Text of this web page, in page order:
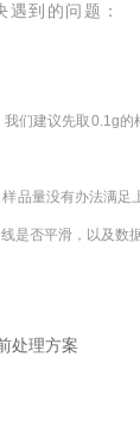
到的问题：
们建议先取0.1g
品量没有办法满
是否平滑，以及数
处理方案